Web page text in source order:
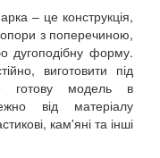
– це конструкція,
з поперечиною,
дугоподібну форму.
виготовити під
готову модель в
від матеріалу
кам'яні та інші